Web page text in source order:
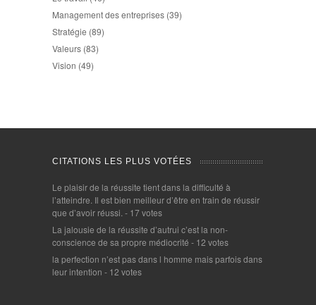
Management des entreprises (39)
Stratégie (89)
Valeurs (83)
Vision (49)
CITATIONS LES PLUS VOTÉES
Le plaisir de la réussite tient dans la difficulté à
l’atteindre. Il est bien meilleur d’être en train de réussir
que d’avoir réussi. - 17 votes
La jalousie de la réussite d’autrui c’est la non-
conscience de sa propre médiocrité - 12 votes
la perfection n’est pas dans l homme mais parfois dans
leur intention - 12 votes